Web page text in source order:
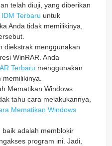
telah diuji, yang diberikan
IDM Terbaru untuk
Anda tidak memilikinya,
diekstrak menggunakan
WinRAR. Anda
Terbaru menggunakan
Mematikan Windows
tahu cara melakukannya,
Mematikan Windows
adalah memblokir
program ini. Jadi,